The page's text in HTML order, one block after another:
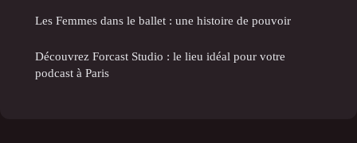
Les Femmes dans le ballet : une histoire de pouvoir
Découvrez Forcast Studio : le lieu idéal pour votre
podcast à Paris